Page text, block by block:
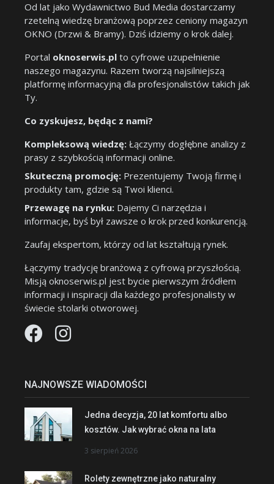
Od lat jako Wydawnictwo Bud Media dostarczamy
rzetelną wiedzę branżową poprzez ceniony magazyn
OKNO (Drzwi & Bramy). Dziś idziemy o krok dalej.
Portal oknoserwis.pl to cyfrowe uzupełnienie
naszego magazynu. Razem tworzą najsilniejszą
platformę informacyjną dla profesjonalistów takich jak
Ty.
Co zyskujesz, będąc z nami?
Kompleksową wiedzę: Łączymy dogłębne analizy z
prasy z szybkością informacji online.
Skuteczną promocję: Prezentujemy Twoją firmę i
produkty tam, gdzie są Twoi klienci.
Przewagę na rynku: Dajemy Ci narzędzia i
informacje, byś był zawsze o krok przed konkurencją.
Zaufaj ekspertom, którzy od lat kształtują rynek.
Łączymy tradycję branżową z cyfrową przyszłością.
Misją oknoserwis.pl jest bycie pierwszym źródłem
informacji i inspiracji dla każdego profesjonalisty w
świecie stolarki otworowej.
NAJNOWSZE WIADOMOŚCI
Jedna decyzja, 20 lat komfortu albo
kosztów. Jak wybrać okna na lata
3 sierpień 2026
Rolety zewnętrzne jako naturalny